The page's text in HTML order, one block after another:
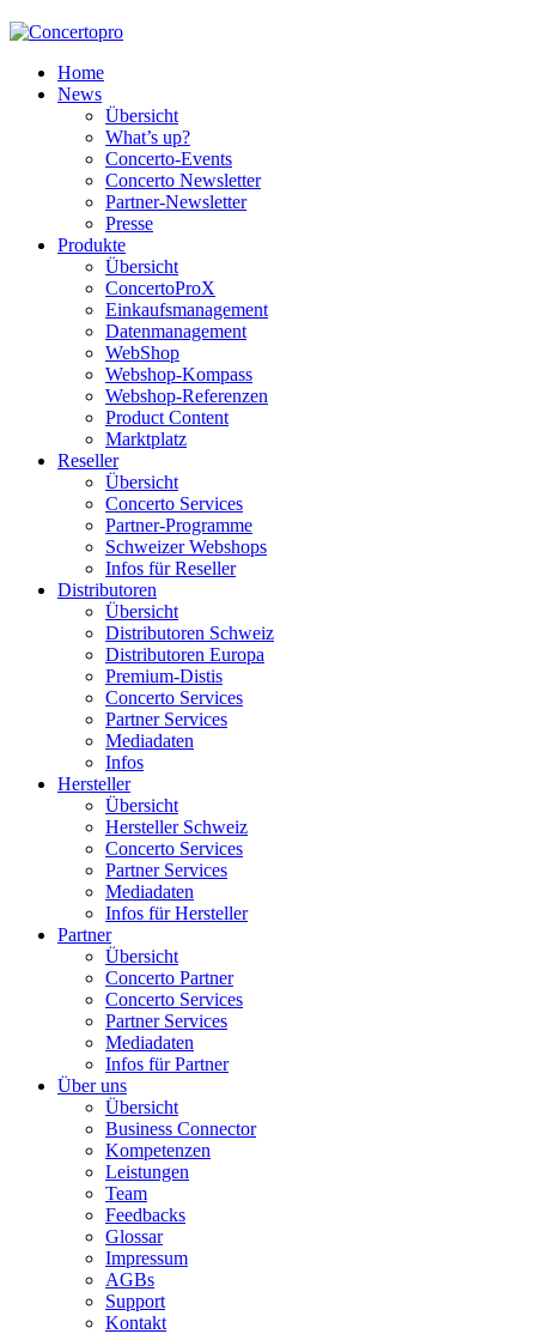
Home
News
Übersicht
What’s up?
Concerto-Events
Concerto Newsletter
Partner-Newsletter
Presse
Produkte
Übersicht
ConcertoProX
Einkaufsmanagement
Datenmanagement
WebShop
Webshop-Kompass
Webshop-Referenzen
Product Content
Marktplatz
Reseller
Übersicht
Concerto Services
Partner-Programme
Schweizer Webshops
Infos für Reseller
Distributoren
Übersicht
Distributoren Schweiz
Distributoren Europa
Premium-Distis
Concerto Services
Partner Services
Mediadaten
Infos
Hersteller
Übersicht
Hersteller Schweiz
Concerto Services
Partner Services
Mediadaten
Infos für Hersteller
Partner
Übersicht
Concerto Partner
Concerto Services
Partner Services
Mediadaten
Infos für Partner
Über uns
Übersicht
Business Connector
Kompetenzen
Leistungen
Team
Feedbacks
Glossar
Impressum
AGBs
Support
Kontakt